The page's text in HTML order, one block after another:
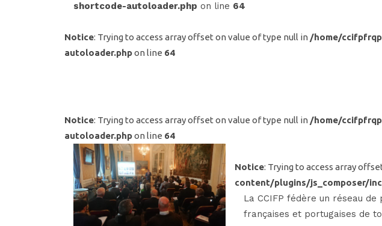
shortcode-autoloader.php on line 64
Notice: Trying to access array offset on value of type null in /home/
autoloader.phpon line 64
Notice: Trying to access array offset on value of type null in /home/
autoloader.phpon line 64
Notice: Trying to access array
content/plugins/js_composer/
La CCIFP fédère un réseau
françaises et portugaises de